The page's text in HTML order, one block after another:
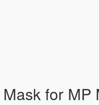
Mask for MP